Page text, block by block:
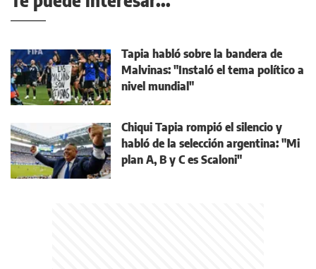
Tapia habló sobre la bandera de
Malvinas: "Instaló el tema político a
nivel mundial"
Chiqui Tapia rompió el silencio y
habló de la selección argentina: "Mi
plan A, B y C es Scaloni"